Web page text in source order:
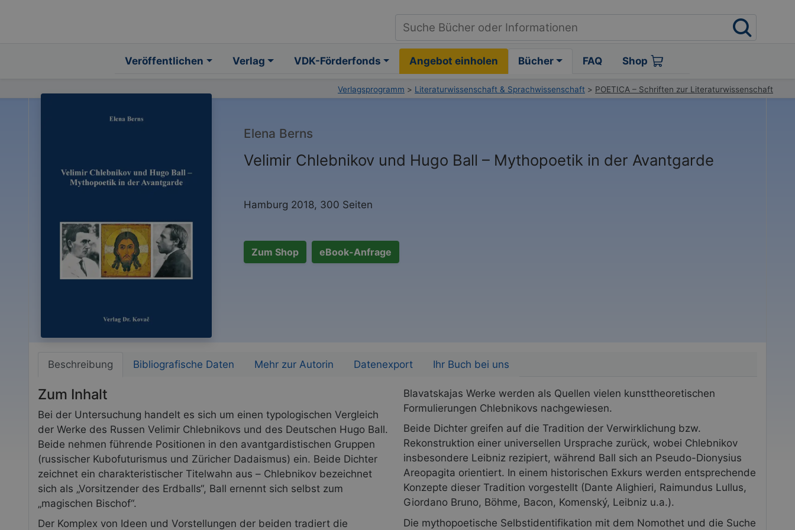
Veröffentlichen Verlag VDK-Förderfonds Angebot einholen Bücher FAQ Shop
Verlagsprogramm > Literaturwissenschaft & Sprachwissenschaft > POETICA – Schriften zur Literaturwissenschaft
Elena Berns
Velimir Chlebnikov und Hugo Ball – Mythopoetik in der Avantgarde
Hamburg 2018, 300 Seiten
Zum Shop eBook-Anfrage
Beschreibung Bibliografische Daten Mehr zur Autorin Datenexport Ihr Buch bei uns
Zum Inhalt
Bei der Untersuchung handelt es sich um einen typologischen Vergleich
der Werke des Russen Velimir Chlebnikovs und des Deutschen Hugo Ball.
Beide nehmen führende Positionen in den avantgardistischen Gruppen
(russischer Kubofuturismus und Züricher Dadaismus) ein. Beide Dichter
zeichnet ein charakteristischer Titelwahn aus – Chlebnikov bezeichnet
sich als „Vorsitzender des Erdballs“, Ball ernennt sich selbst zum
„magischen Bischof“.
Der Komplex von Ideen und Vorstellungen der beiden tradiert die
Blavatskajas Werke werden als Quellen vielen kunsttheoretischen
Formulierungen Chlebnikovs nachgewiesen.
Beide Dichter greifen auf die Tradition der Verwirklichung bzw.
Rekonstruktion einer universellen Ursprache zurück, wobei Chlebnikov
insbesondere Leibniz rezipiert, während Ball sich an Pseudo-Dionysius
Areopagita orientiert. In einem historischen Exkurs werden entsprechende
Konzepte dieser Tradition vorgestellt (Dante Alighieri, Raimundus Lullus,
Giordano Bruno, Böhme, Bacon, Komenský, Leibniz u.a.).
Die mythopoetische Selbstidentifikation mit dem Nomothet und die Suche